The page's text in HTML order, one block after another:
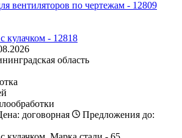
кулачком - 12818
область
договорная
Предложения до: